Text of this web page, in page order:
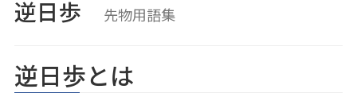
逆日歩 先物用語集
逆日歩とは